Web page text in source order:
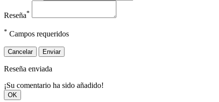
Reseña*
* Campos requeridos
Cancelar Enviar
Reseña enviada
¡Su comentario ha sido añadido!
OK